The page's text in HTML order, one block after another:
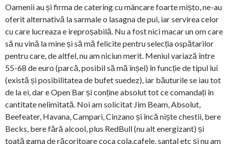
Oamenii au și firma de catering cu mâncare foarte mișto, ne-au
oferit alternativă la sarmale o lasagna de pui, iar servirea celor
cu care lucreaza e ireproșabilă. Nu a fost nici macar un om care
să nu vină la mine și să mă felicite pentru selecția ospătarilor
pentru care, de altfel, nu am niciun merit. Meniul variază între
55-68 de euro (parcă, posibil să mă înșel) în funcție de tipul lui
(există și posibilitatea de bufet suedez), iar băuturile se iau tot
de la ei, dar e Open Bar și conține absolut tot ce comandați în
cantitate nelimitată. Noi am solicitat Jim Beam, Absolut,
Beefeater, Havana, Campari, Cinzano și încă niște chestii, bere
Becks, bere fără alcool, plus RedBull (nu alt energizant) și
toată gama de răcoritoare coca cola,cafele, santal etc și nu am